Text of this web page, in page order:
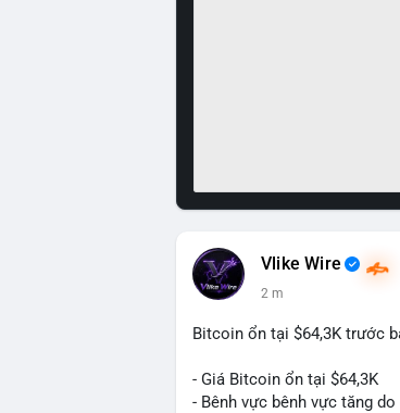
Vlike Wire
2 m
Bitcoin ổn tại $64,3K trước
- Giá Bitcoin ổn tại $64,3K
- Bênh vực bênh vực tăng